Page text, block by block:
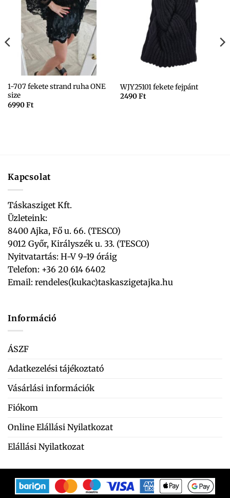
1-707 fekete strand ruha ONE
size
6990Ft
WJY25101 fekete fejpánt
2490Ft
Kapcsolat
Táskasziget Kft.
Üzleteink:
8400 Ajka, Fő u. 66. (TESCO)
9012 Győr, Királyszék u. 33. (TESCO)
Nyitvatartás: H-V 9-19 óráig
Telefon: +36 20 614 6402
Email: rendeles(kukac)taskaszigetajka.hu
Információ
ÁSZF
Adatkezelési tájékoztató
Vásárlási információk
Fiókom
Online Elállási Nyilatkozat
Elállási Nyilatkozat